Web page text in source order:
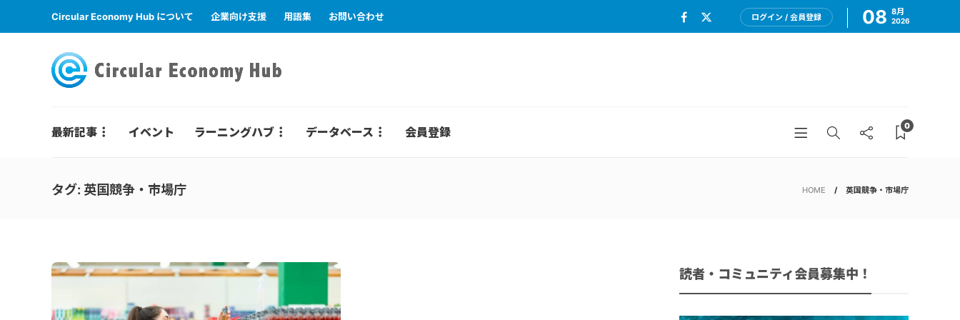
Circular Economy Hub について 企業向け支援 用語集 お問い合わせ ログイン / 会員登録 08 8月
2026
最新記事 イベント ラーニングハブ データベース 会員登録 0
タグ: 英国競争・市場庁 HOME 英国競争・市場庁
読者・コミュニティ会員募集中！